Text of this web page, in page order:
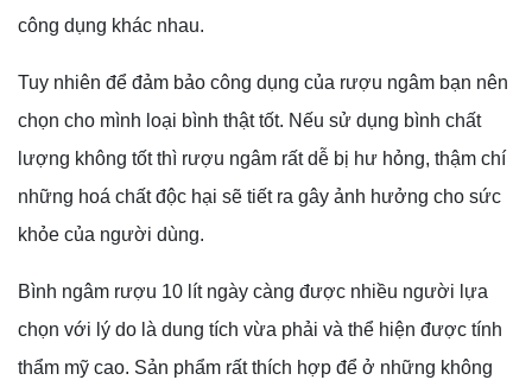
công dụng khác nhau.
Tuy nhiên để đảm bảo công dụng của rượu ngâm bạn nên
chọn cho mình loại bình thật tốt. Nếu sử dụng bình chất
lượng không tốt thì rượu ngâm rất dễ bị hư hỏng, thậm chí
những hoá chất độc hại sẽ tiết ra gây ảnh hưởng cho sức
khỏe của người dùng.
Bình ngâm rượu 10 lít ngày càng được nhiều người lựa
chọn với lý do là dung tích vừa phải và thể hiện được tính
thẩm mỹ cao. Sản phẩm rất thích hợp để ở những không